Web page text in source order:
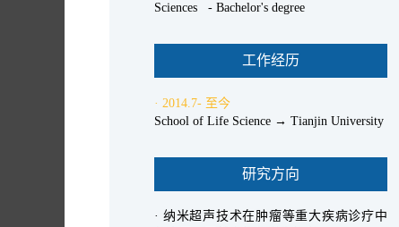
Sciences - Bachelor's degree
工作经历
· 2014.7- 至今
School of Life Science → Tianjin University
研究方向
· 纳米超声技术在肿瘤等重大疾病诊疗中